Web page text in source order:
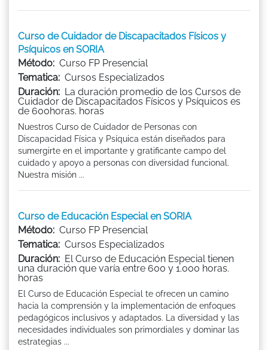
Curso de Cuidador de Discapacitados Físicos y
Psíquicos en SORIA
Método: Curso FP Presencial
Tematica: Cursos Especializados
Duración: La duración promedio de los Cursos de
Cuidador de Discapacitados Físicos y Psíquicos es
de 600horas. horas
Nuestros Curso de Cuidador de Personas con
Discapacidad Física y Psíquica están diseñados para
sumergirte en el importante y gratificante campo del
cuidado y apoyo a personas con diversidad funcional.
Nuestra misión ...
Curso de Educación Especial en SORIA
Método: Curso FP Presencial
Tematica: Cursos Especializados
Duración: El Curso de Educación Especial tienen
una duración que varía entre 600 y 1.000 horas.
horas
El Curso de Educación Especial te ofrecen un camino
hacia la comprensión y la implementación de enfoques
pedagógicos inclusivos y adaptados. La diversidad y las
necesidades individuales son primordiales y dominar las
estrategias ...